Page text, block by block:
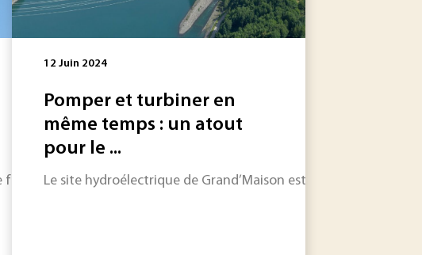
des éoliennes, et notamment des pales.
ses portes, retour sur le long chemin du secteur aérien vers
12 Juin 2024
Pomper et turbiner en
même temps : un atout
pour le ...
Le site hydroélectrique de Grand’Maison est une station de